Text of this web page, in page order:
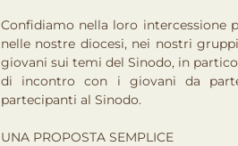
Confidiamo nella loro
nelle nostre diocesi, nei nostri
giovani sui temi del Sinodo, in
di incontro con i giovani da
partecipanti al Sinodo.
UNA PROPOSTA SEMPLICE